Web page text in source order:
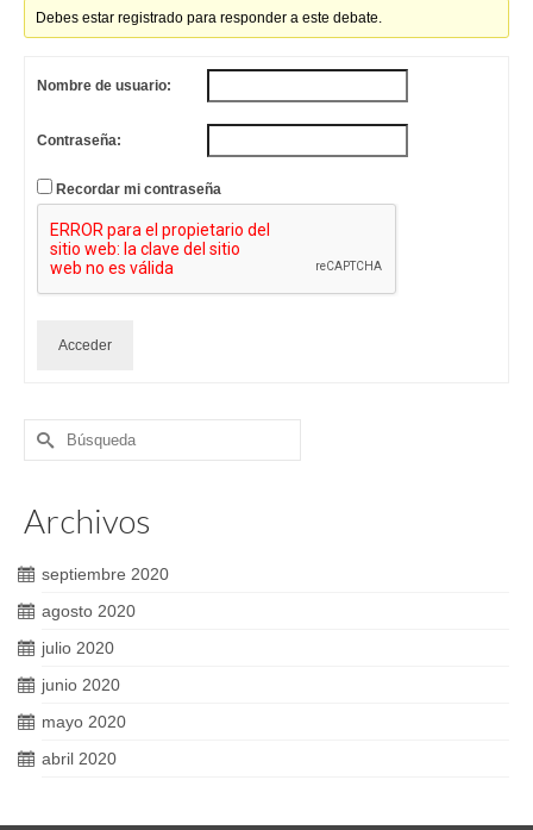
Debes estar registrado para responder a este debate.
Nombre de usuario:
Contraseña:
Recordar mi contraseña
Acceder
Buscar
por:
Archivos
septiembre 2020
agosto 2020
julio 2020
junio 2020
mayo 2020
abril 2020